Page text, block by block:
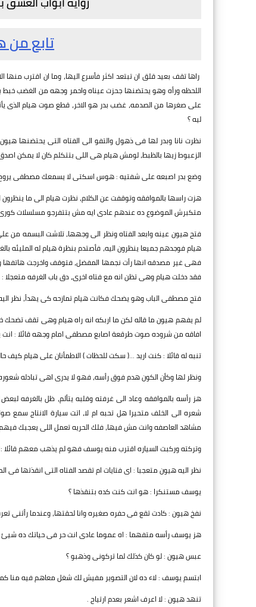
تابع من
راها تقف بعيد قلق ان تبتعد اكثر فأسرع اليها، وما ان اقترب
اللحظه ورأه وهو يحتضنها جحزت عيناه واحمر وجهه من الغضب خبط
على صغرها من الصدمه، غضب بدر هو الاخر، قطع صوت هيام الذى
ليه ؟
نظرت نانا وبدر لها فى ذهول والتفو الى الفتاه التى يحتضنها
الزعبوط زيها بالظبط، لومش هيام هى اللى بتتكلم كان لا يمكن
وضع بدر اصبعه على شفتيه : هوس اسكتى لا يسمعك مصطفى
هزت راسها بالموافقه وتوقفت عن الكلام، نظرت هيام الى ما ينظرون
متكبرش الموضوع ده عندهم عادى ايه مش بتتفرجو مسلسلات
فتح هيون عينه وابعد الفتاه ونظر الى وجهها، تلاشت البسمه من
هيام فوجدهم جميعا ينظرون اليه، فأصتدم بنظرة هيام له المليئه
فهى غير مصدقه انها رأت نجمها المفضل، فتوقف واخرجت هاتفها
فقد دخلت هيام وهى تظن انه مع فتاه اخرى، دق باب الغرفه
فتح مصطفى الباب وهو يضحك فكانت هيام تمازحه كى يهدأ، نظر اليه
لم يفهم هيون ما قاله لكن ما اربكه انه راه هيام وهى تقف تضحك
افاقه من شروده صوت طرقعة اصابع مصطفى امام وجهه قائلا : انت
تنبه له قائلا : كنت اريد ...( سكت للحظات ) الاطمأنان على هيام كيف
ونظر لها وكأن الكون هدم فوق رأسه، فهو لا يدرى اهى تبادله
هز رأسه بالموافقه وعاد الى غرفته وقلبه يتألم، ظل بالغرفه
شعره الى الخلف متحيرا هل تحبه ام لا، اتت سيارة الانتاج سمع
مشاهد العاصفه وانت مش فيها، فلك الحريه تعمل اللى يعجبك
وتركته وركبت السياره اقترب منه يوسف فهو لم يذهب معهم قائلا
نظر اليه هيون متعجبا : اى فتايات ام تقصد الفتاه التى انقذتها فى
يوسف مستنكرا : هو انت كنت كده بتنقذها ؟
نفخ هيون : كادت تقع فى حفره صغيره وانا لحقتها، وعندما رأتنى
هز يوسف رأسه متفهما : اه عموما عادى انت حر فى حياتك ده
عبس هيون : لو كان كذلك لما تركونى وذهبو ؟
ابتسم يوسف : لاء ده لان التصوير مفيش لك شغل معاهم فيه منا
تنهد هيون : لا اعرف اشعر بعدم ارتياح .